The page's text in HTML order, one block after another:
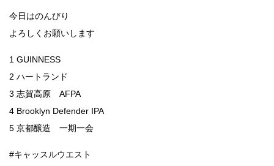
今日はのんびり
よろしくお願いします
1 GUINNESS
2 ハートランド
3 志賀高原 AFPA
4 Brooklyn Defender IPA
5 京都醸造 一期一会
#キャッスルウエスト